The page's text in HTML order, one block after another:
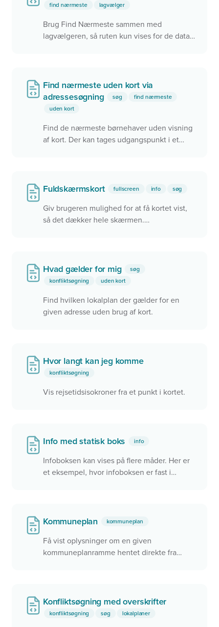
find nærmeste
lagvælger
Brug Find Nærmeste sammen med
lagvælgeren, så ruten kun vises for de data,
Find nærmeste uden kort via
adressesøgning
søg
find nærmeste
uden kort
Find de nærmeste børnehaver uden visning
af kort. Der kan tages udgangspunkt i et
Fuldskærmskort fullscreen info søg
Giv brugeren mulighed for at få kortet vist,
så det dækker hele skærmen.
Hvad gælder for mig
søg
konfliktsøgning
uden kort
Find hvilken lokalplan der gælder for en
given adresse uden brug af kort.
Hvor langt kan jeg komme
konfliktsøgning
Vis rejsetidsisokroner fra et punkt i kortet.
Info med statisk boks info
Infoboksen kan vises på flere måder. Her er
et eksempel, hvor infoboksen er fast i
Kommuneplan kommuneplan
Få vist oplysninger om en given
kommuneplanramme hentet direkte fra
vise en hvilken som helst
kommunplanramme.
Konfliktsøgning med overskrifter
konfliktsøgning søg lokalplaner